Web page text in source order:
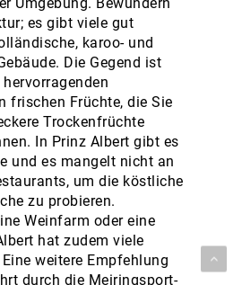
Umgebung. Bewundern
es gibt viele gut
karoo- und
Die Gegend ist
frischen Früchte, die Sie
Trockenfrüchte
In Prinz Albert gibt es
und es mangelt nicht an
um die köstliche
zu probieren.
Weinfarm oder eine
hat zudem viele
weitere Empfehlung
durch die Meiringsport-